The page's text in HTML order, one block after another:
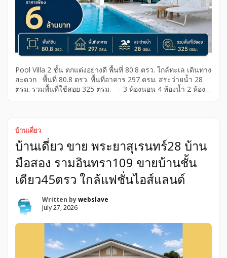
Pool Villa 2 ชั้น ตกแต่งอย่างดี พื้นที่ 80.8 ตรว. ใกล้ทะเล เดินทาง
สะดวก พื้นที่ 80.8 ตรว. พื้นที่อาคาร 297 ตรม. สระว่ายน้ำ 28
ตรม. รวมพื้นที่ใช้สอย 325 ตรม. – 3 ห้องนอน 4 ห้องน้ำ 2 ห้อง
– ผ้าม่าน2ชั้น – โทรทัศน์ 5 เครื่อง -แอร์ […]
บ้านเดี่ยว
บ้านเดี่ยว ขาย พระยาสุเรนทร์28 บ้าน
มือสอง รามอินทรา109 ขายบ้านชั้น
เดียว45ตรว ใกล้แฟชั่นไอส์แลนด์
Written bywebslave
July 27, 2026